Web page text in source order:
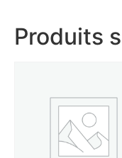
Produits